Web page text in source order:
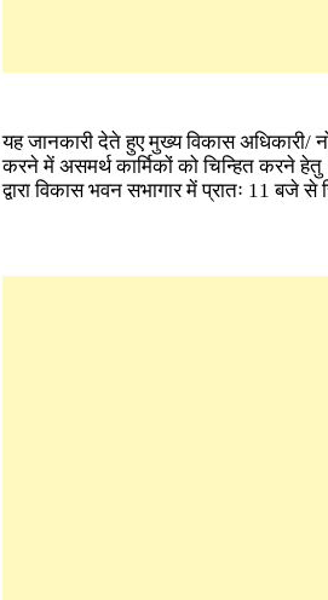
यह जानकारी देते हुए मुख्य विकास अधिकारी/
करने में असमर्थ कार्मिकों को चिन्हित करने हेतु
द्वारा विकास भवन सभागार में प्रातः 11 बजे